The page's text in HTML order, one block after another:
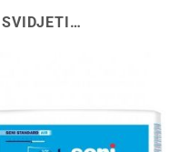
SVIDJETI…